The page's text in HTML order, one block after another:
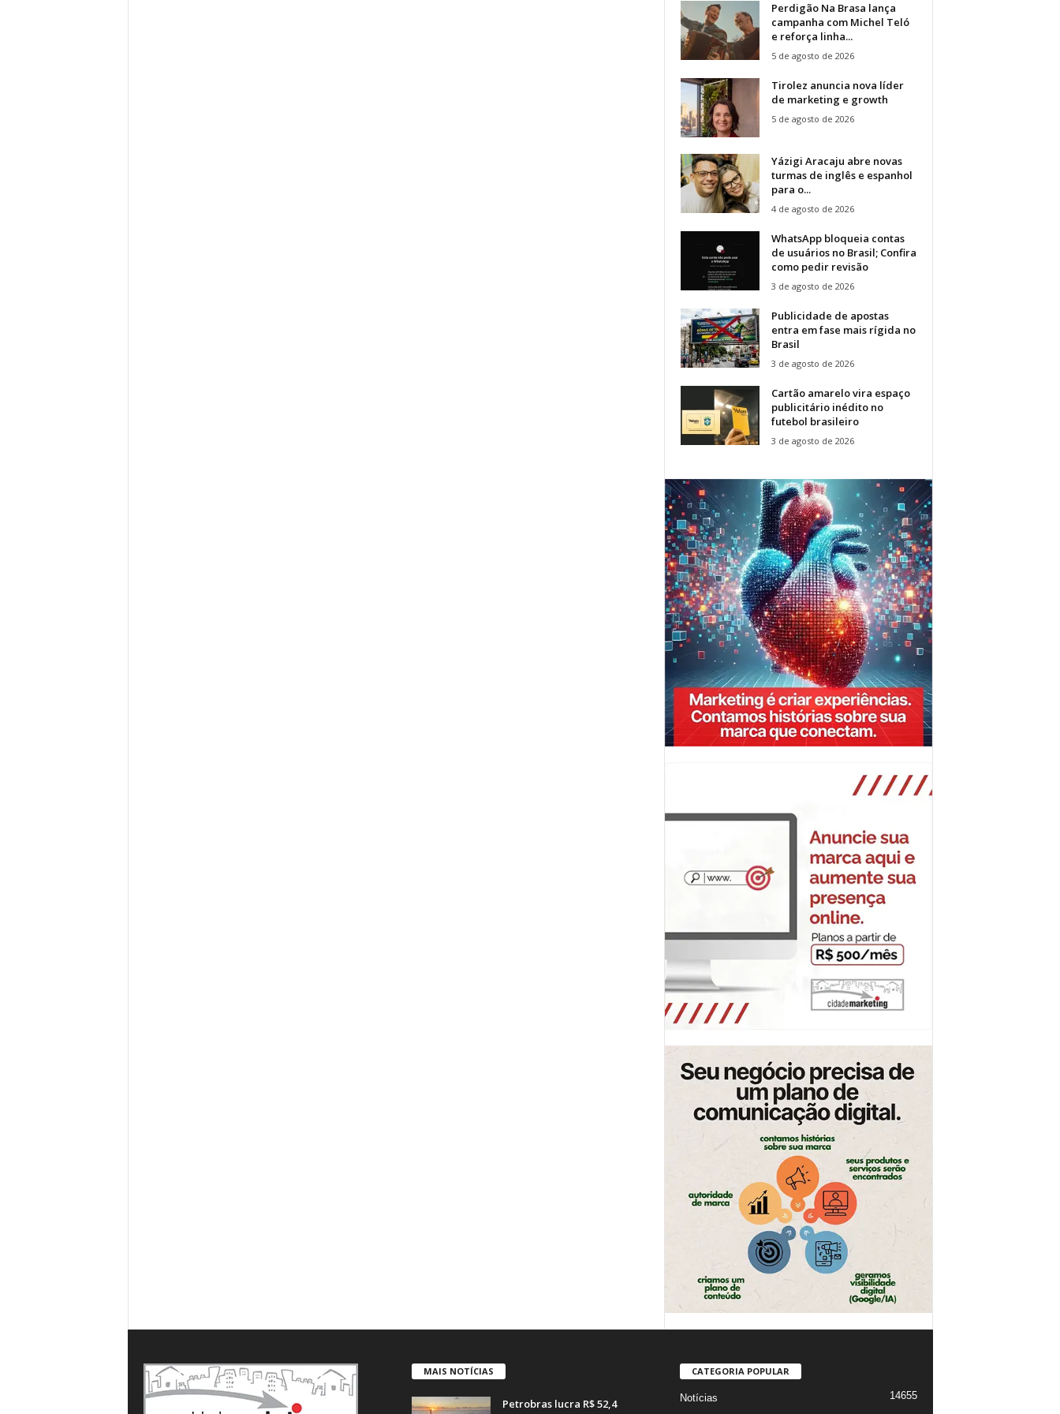
Perdigão Na Brasa lança
campanha com Michel Teló
e reforça linha...
5 de agosto de 2026
Tirolez anuncia nova líder
de marketing e growth
5 de agosto de 2026
Yázigi Aracaju abre novas
turmas de inglês e espanhol
para o...
4 de agosto de 2026
WhatsApp bloqueia contas
de usuários no Brasil; Confira
como pedir revisão
3 de agosto de 2026
Publicidade de apostas
entra em fase mais rígida no
Brasil
3 de agosto de 2026
Cartão amarelo vira espaço
publicitário inédito no
futebol brasileiro
3 de agosto de 2026
MAIS NOTÍCIAS
Petrobras lucra R$ 52,4
CATEGORIA POPULAR
Notícias
14655